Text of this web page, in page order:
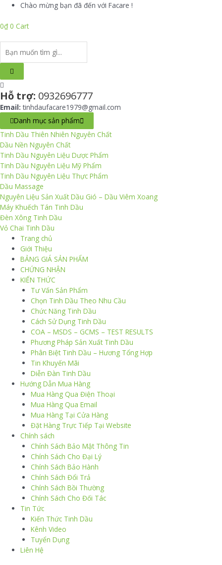
Skip
content
Chào mừng bạn đã đến với Facare !
0₫ 0 Cart
Hỗ trợ: 0932696777
Email: tinhdaufacare1979@gmail.com
Danh mục sản phẩm
Tinh Dầu Thiên Nhiên Nguyên Chất
Dầu Nền Nguyên Chất
Tinh Dầu Nguyên Liệu Dược Phẩm
Tinh Dầu Nguyên Liệu Mỹ Phẩm
Tinh Dầu Nguyên Liệu Thực Phẩm
Dầu Massage
Nguyên Liệu Sản Xuất Dầu Gió – Dầu Viêm Xoang
Máy Khuếch Tán Tinh Dầu
Đèn Xông Tinh Dầu
Vỏ Chai Tinh Dầu
Trang chủ
Giới Thiệu
BẢNG GIÁ SẢN PHẨM
CHỨNG NHẬN
KIẾN THỨC
Tư Vấn Sản Phẩm
Chọn Tinh Dầu Theo Nhu Cầu
Chức Năng Tinh Dầu
Cách Sử Dụng Tinh Dầu
COA – MSDS – GCMS – TEST RESULTS
Phương Pháp Sản Xuất Tinh Dầu
Phân Biệt Tinh Dầu – Hương Tổng Hợp
Tin Khuyến Mãi
Diễn Đàn Tinh Dầu
Hướng Dẫn Mua Hàng
Mua Hàng Qua Điện Thoại
Mua Hàng Qua Email
Mua Hàng Tại Cửa Hàng
Đặt Hàng Trực Tiếp Tại Website
Chính sách
Chính Sách Bảo Mật Thông Tin
Chính Sách Cho Đại Lý
Chính Sách Bảo Hành
Chính Sách Đổi Trả
Chính Sách Bồi Thường
Chính Sách Cho Đối Tác
Tin Tức
Kiến Thức Tinh Dầu
Kênh Video
Tuyển Dụng
Liên Hệ